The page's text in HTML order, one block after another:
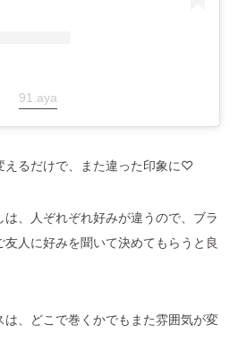
91.aya
えるだけで、また違った印象に♡
、人ぞれぞれ好みが違うので、ブラ
人に好みを聞いて決めてもらうと良
、どこで巻くかでもまた雰囲気が変